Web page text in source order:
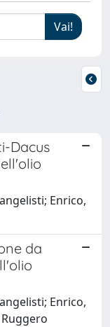
Dacus
Enrico,
da
Enrico,